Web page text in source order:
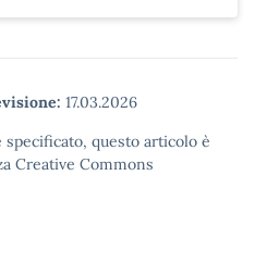
17.03.2026
questo articolo è
Creative Commons